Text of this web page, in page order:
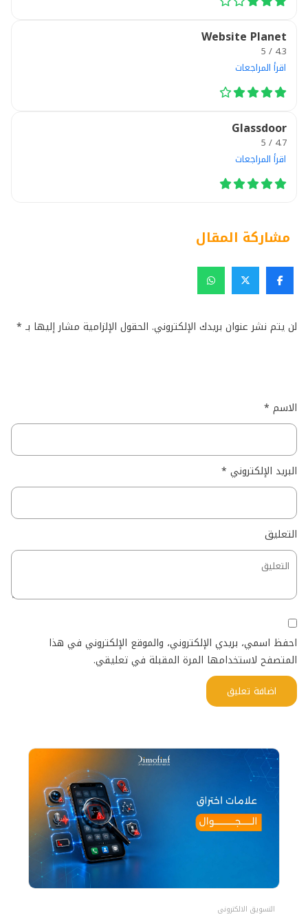
Website Planet
4.3 / 5
اقرأ المراجعات
Glassdoor
4.7 / 5
اقرأ المراجعات
مشاركة المقال
لن يتم نشر عنوان بريدك الإلكتروني. الحقول الإلزامية مشار إليها بـ *
التعليق
الاسم *
البريد الإلكتروني *
احفظ اسمي، بريدي الإلكتروني، والموقع الإلكتروني في هذا
المتصفح لاستخدامها المرة المقبلة في تعليقي.
التسويق الالكترونى